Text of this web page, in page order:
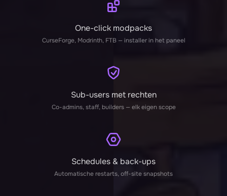
One-click modpacks
CurseForge, Modrinth, FTB — installer in het paneel
Sub-users met rechten
Co-admins, staff, builders — elk eigen scope
Schedules & back-ups
Automatische restarts, off-site snapshots